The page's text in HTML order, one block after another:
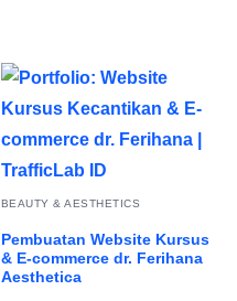
BEAUTY & AESTHETICS
Pembuatan Website Kursus
& E-commerce dr. Ferihana
Aesthetica